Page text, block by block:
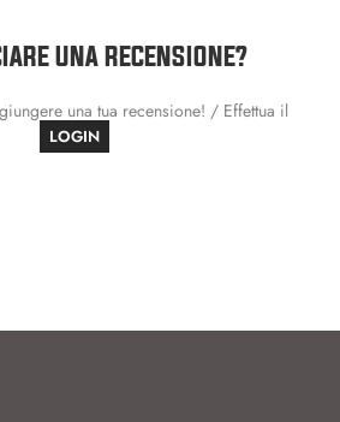
UNA RECENSIONE?
una tua recensione! / Effettua il
LOGIN